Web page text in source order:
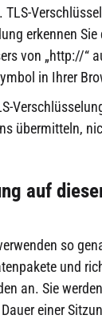
TLS-
erkennen
von „http://“
in Ihrer
übermitteln,
auf
so
und
an. Sie
einer